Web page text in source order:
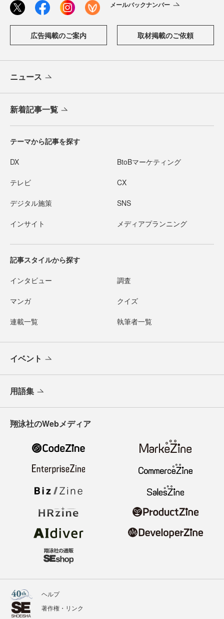
メールバックナンバー
広告掲載のご案内 取材掲載のご依頼
ニュース
新着記事一覧
テーマから記事を探す
DX BtoBマーケティング
テレビ CX
デジタル施策 SNS
インサイト メディアプランニング
記事スタイルから探す
インタビュー 調査
マンガ クイズ
連載一覧 執筆者一覧
イベント
用語集
翔泳社のWebメディア
ヘルプ
著作権・リンク